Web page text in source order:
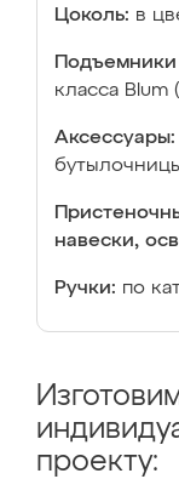
Цоколь: в
Подъемники
класса Blum
Аксессуары:
навески,
Ручки: по
проекту: